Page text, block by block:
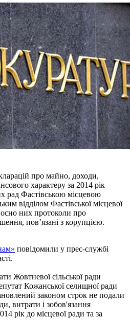
про майно, доходи,
характеру за 2014 рік
рад Фастівською місцевою
відділом Фастівської місцевої
них протоколи про
пов’язані з корупцією.
повідомили у прес-службі
Жовтневої сільської ради
Кожанської селищної ради
законом строк не подали
витрати і зобов'язання
рік до місцевої ради та за